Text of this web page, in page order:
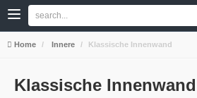
Home Innere Klassische Innenwand
Klassische Innenwand